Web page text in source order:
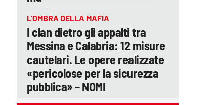
L’OMBRA DELLA MAFIA
I clan dietro gli appalti tra
Messina e Calabria: 12 misure
cautelari. Le opere realizzate
«pericolose per la sicurezza
pubblica» – NOMI